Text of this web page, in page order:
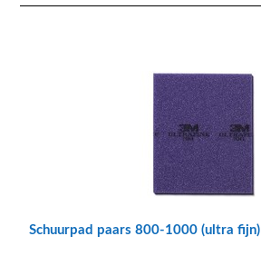
Schuurpad paars 800-1000 (ultra fijn)